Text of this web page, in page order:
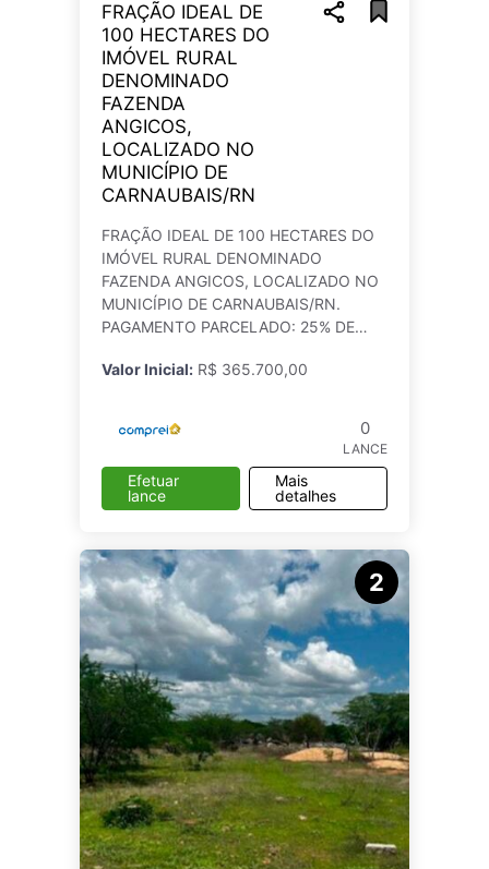
FRAÇÃO IDEAL DE
100 HECTARES DO
IMÓVEL RURAL
DENOMINADO
FAZENDA
ANGICOS,
LOCALIZADO NO
MUNICÍPIO DE
CARNAUBAIS/RN
FRAÇÃO IDEAL DE 100 HECTARES DO
IMÓVEL RURAL DENOMINADO
FAZENDA ANGICOS, LOCALIZADO NO
MUNICÍPIO DE CARNAUBAIS/RN.
PAGAMENTO PARCELADO: 25% DE
PARCELAS. Registre seu lance através
Valor Inicial: R$ 365.700,00
0
LANCE
Efetuar
lance
Mais
detalhes
2